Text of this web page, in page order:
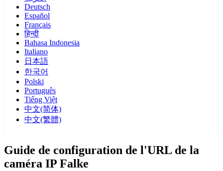
Deutsch
Español
Français
हिन्दी
Bahasa Indonesia
Italiano
日本語
한국어
Polski
Português
Tiếng Việt
中文(简体)
中文(繁體)
Guide de configuration de l'URL de la
caméra IP Falke